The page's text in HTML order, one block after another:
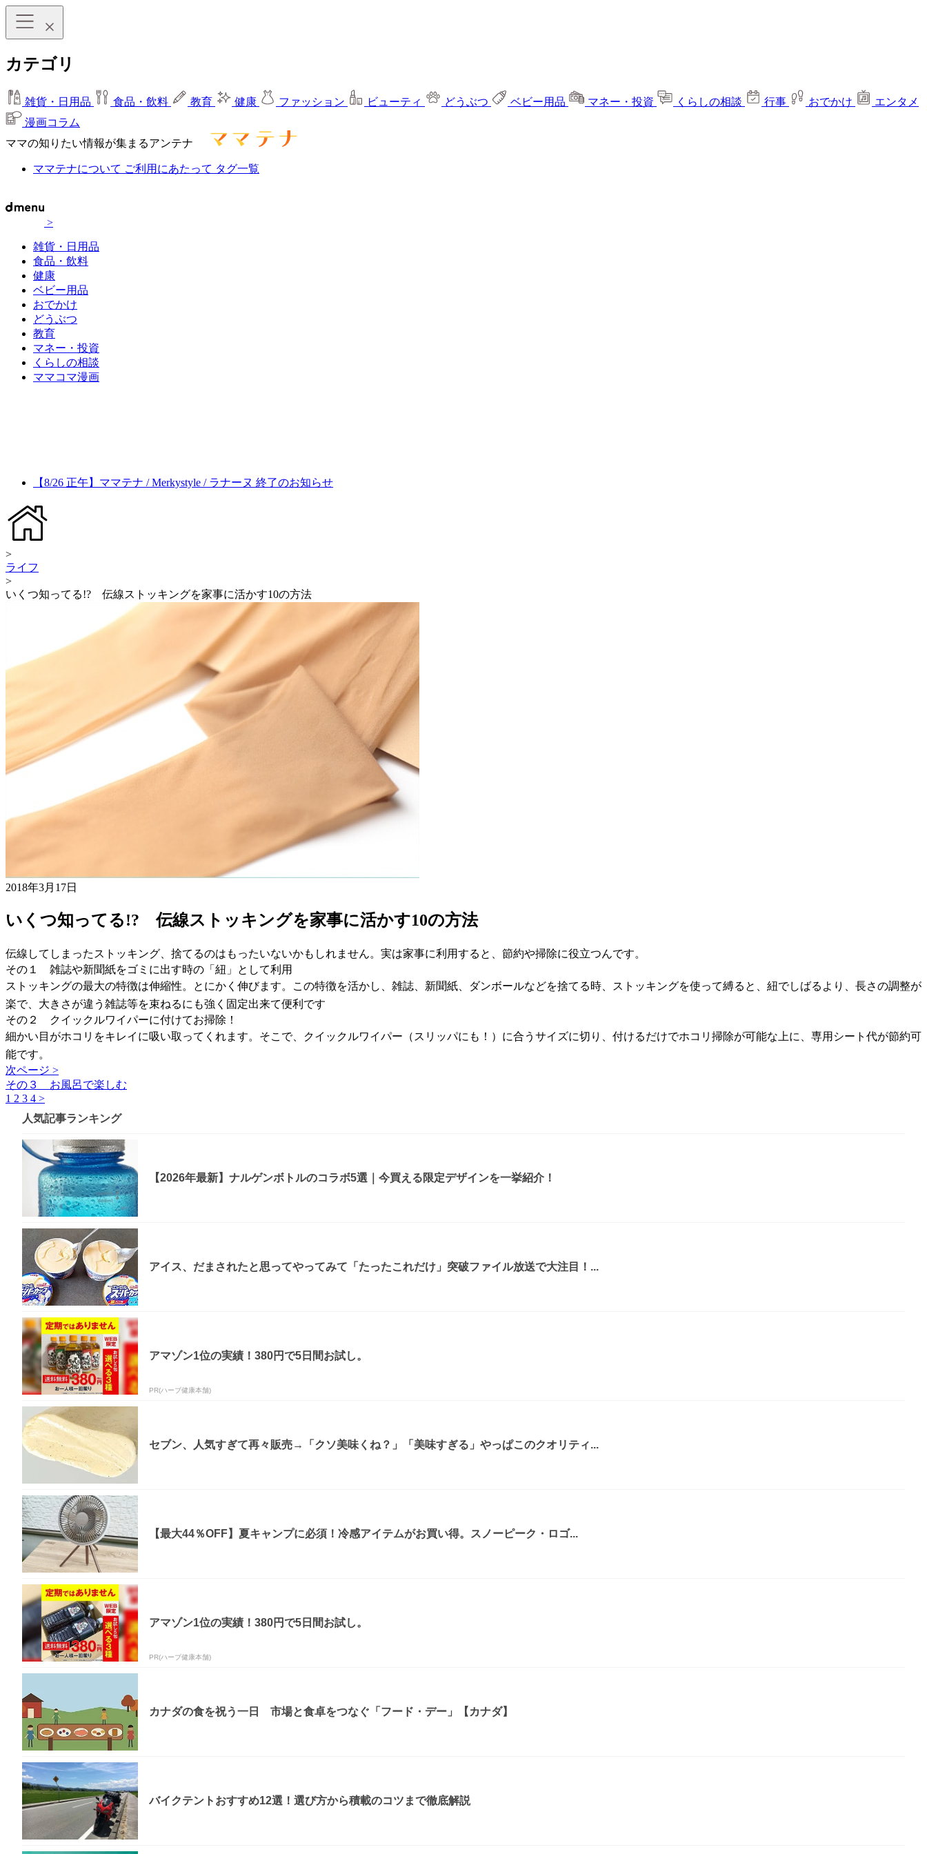
カテゴリ
雑貨・日用品 食品・飲料 教育 健康 ファッション ビューティ どうぶつ ベビー用品 マネー・投資 くらしの相談 行事 おでかけ
エンタメ
漫画コラム
ママの知りたい情報が集まるアンテナ
ママテナについて ご利用にあたって タグ一覧
>
雑貨・日用品
食品・飲料
健康
ベビー用品
おでかけ
どうぶつ
教育
マネー・投資
くらしの相談
ママコマ漫画
【8/26 正午】ママテナ / Merkystyle / ラナーヌ 終了のお知らせ
>
ライフ
>
いくつ知ってる!? 伝線ストッキングを家事に活かす10の方法
2018年3月17日
いくつ知ってる!? 伝線ストッキングを家事に活かす10の方法
伝線してしまったストッキング、捨てるのはもったいないかもしれません。実は家事に利用すると、節約や掃除に役立つんです。
その１ 雑誌や新聞紙をゴミに出す時の「紐」として利用
ストッキングの最大の特徴は伸縮性。とにかく伸びます。この特徴を活かし、雑誌、新聞紙、ダンボールなどを捨てる時、ストッキングを使って縛ると、紐でしばるより、長さの調整が
楽で、大きさが違う雑誌等を束ねるにも強く固定出来て便利です
その２ クイックルワイパーに付けてお掃除！
細かい目がホコリをキレイに吸い取ってくれます。そこで、クイックルワイパー（スリッパにも！）に合うサイズに切り、付けるだけでホコリ掃除が可能な上に、専用シート代が節約可
能です。
次ページ >
その３ お風呂で楽しむ
1 2 3 4 >
人気記事ランキング
【2026年最新】ナルゲンボトルのコラボ5選｜今買える限定デザインを一挙紹介！
アイス、だまされたと思ってやってみて「たったこれだけ」突破ファイル放送で大注目！...
アマゾン1位の実績！380円で5日間お試し。
PR(ハーブ健康本舗)
セブン、人気すぎて再々販売→「クソ美味くね？」「美味すぎる」やっぱこのクオリティ...
【最大44％OFF】夏キャンプに必須！冷感アイテムがお買い得。スノーピーク・ロゴ...
アマゾン1位の実績！380円で5日間お試し。
PR(ハーブ健康本舗)
カナダの食を祝う一日 市場と食卓をつなぐ「フード・デー」【カナダ】
バイクテントおすすめ12選！選び方から積載のコツまで徹底解説